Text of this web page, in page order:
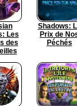
Les
des
Shadows:
Prix de
Péchés